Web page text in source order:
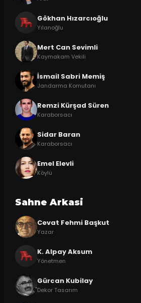
Gökhan Hızarcıoğlu
Yılanoğlu
Mert Can Sevimli
Kaymakam Vekili
İsmail Sabri Memiş
Jandarma Komutanı
Remzi Kürşad Süren
Karaborsacı
Sidar Baran
Karaborsacı
Emel Elevli
Köylü
Sahne Arkasi
Cevat Fehmi Başkut
Yazar
K. Alpay Aksum
Yönetmen
Gürcan Kubilay
Dekor Tasarım